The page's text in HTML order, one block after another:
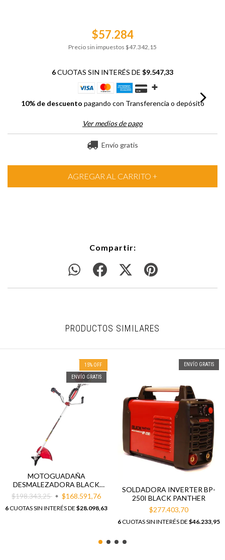
$57.284
Precio sin impuestos $47.342,15
6CUOTAS SIN INTERÉS DE $9.547,33
10% de descuento pagando con Transferencia o depósito
Ver medios de pago
Envío gratis
Compartir:
PRODUCTOS SIMILARES
15% OFF
ENVÍO GRATIS
MOTOGUADAÑA
DESMALEZADORA BLACK
PANTHER BP-D520CC
$198.343,25 $168.591,76
6CUOTAS SIN INTERÉS DE $28.098,63
ENVÍO GRATIS
SOLDADORA INVERTER BP-
250I BLACK PANTHER
$277.403,70
6CUOTAS SIN INTERÉS DE $46.233,95